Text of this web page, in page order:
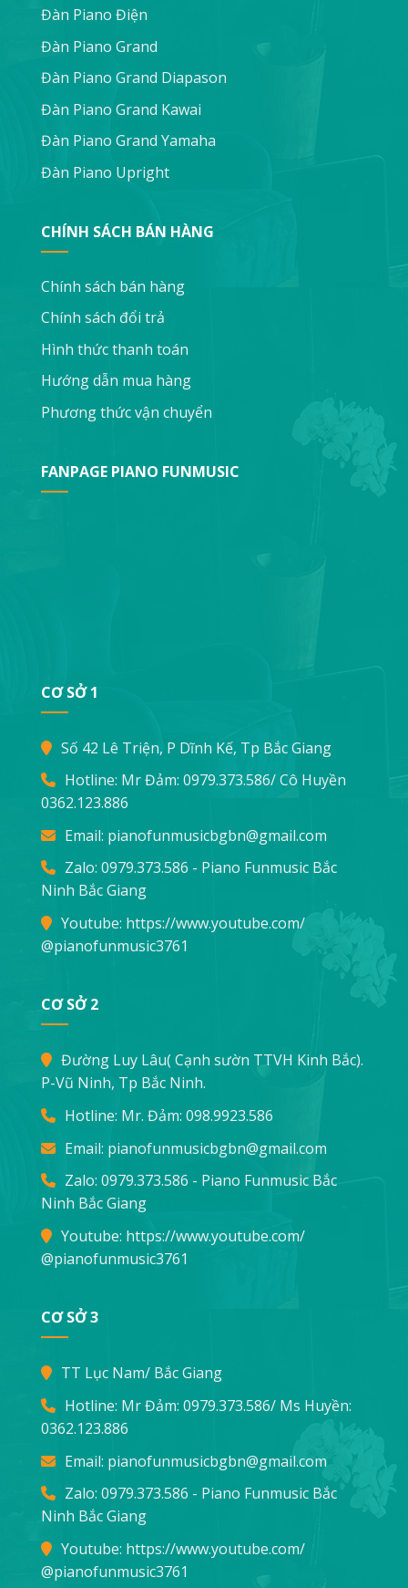
Đàn Piano Điện
Đàn Piano Grand
Đàn Piano Grand Diapason
Đàn Piano Grand Kawai
Đàn Piano Grand Yamaha
Đàn Piano Upright
CHÍNH SÁCH BÁN HÀNG
Chính sách bán hàng
Chính sách đổi trả
Hình thức thanh toán
Hướng dẫn mua hàng
Phương thức vận chuyển
FANPAGE PIANO FUNMUSIC
CƠ SỞ 1
Số 42 Lê Triện, P Dĩnh Kế, Tp Bắc Giang
Hotline: Mr Đảm: 0979.373.586/ Cô Huyền
0362.123.886
Email: pianofunmusicbgbn@gmail.com
Zalo: 0979.373.586 - Piano Funmusic Bắc
Ninh Bắc Giang
Youtube: https://www.youtube.com/
@pianofunmusic3761
CƠ SỞ 2
Đường Luy Lâu( Cạnh sườn TTVH Kinh Bắc).
P-Vũ Ninh, Tp Bắc Ninh.
Hotline: Mr. Đảm: 098.9923.586
Email: pianofunmusicbgbn@gmail.com
Zalo: 0979.373.586 - Piano Funmusic Bắc
Ninh Bắc Giang
Youtube: https://www.youtube.com/
@pianofunmusic3761
CƠ SỞ 3
TT Lục Nam/ Bắc Giang
Hotline: Mr Đảm: 0979.373.586/ Ms Huyền:
0362.123.886
Email: pianofunmusicbgbn@gmail.com
Zalo: 0979.373.586 - Piano Funmusic Bắc
Ninh Bắc Giang
Youtube: https://www.youtube.com/
@pianofunmusic3761